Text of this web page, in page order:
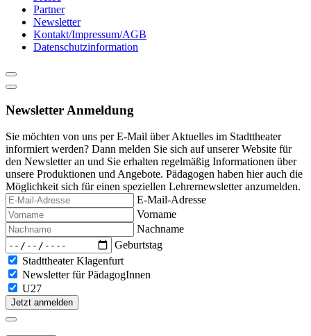
Partner
Newsletter
Kontakt/Impressum/AGB
Datenschutzinformation
Newsletter Anmeldung
Sie möchten von uns per E-Mail über Aktuelles im Stadttheater
informiert werden? Dann melden Sie sich auf unserer Website für
den Newsletter an und Sie erhalten regelmäßig Informationen über
unsere Produktionen und Angebote. Pädagogen haben hier auch die
Möglichkeit sich für einen speziellen Lehrernewsletter anzumelden.
E-Mail-Adresse
Vorname
Nachname
Geburtstag
Stadttheater Klagenfurt
Newsletter für PädagogInnen
U27
Jetzt anmelden